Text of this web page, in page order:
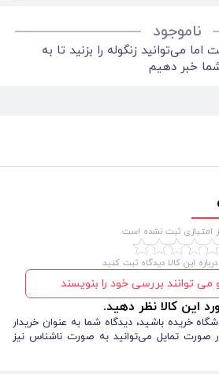
ناموجود
اما می‌توانید زنگوله را بزنید تا به
خبر دهیم
امتیازی ثبت نشده است.
این کالا دیدگاه ثبت کنید
می توانند بررسی خود را بنویسند
این کالا نظر دهید.
خریده باشید، دیدگاه شما به عنوان خریدار
تمایل می‌توانید به صورت ناشناس نیز